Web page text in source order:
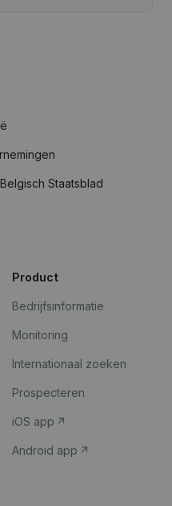
Staatsblad
Product
Bedrijfsinformatie
Monitoring
Internationaal zoeken
Prospecteren
iOS app
Android app